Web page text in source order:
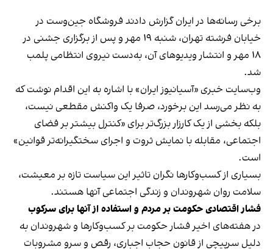
برخی رسانه‌ها در ایران گزارش دادند فروشگاه جین‌وست در
خیابان فرشته تهران، شنبه ۱۹ مهر و پس از برگزاری جشنی در
۱۸ مهر و انتشار ویدیوهای آن، به‌دست نیروی انتظامی پلمب
شد.
وب‌سایت خبری «آسیانیوز ایران» با اشاره به این اقدام نوشت که
به نظر می‌رسد این برخورد، صرفا یک واکنش مقطعی نیست،
بلکه بخشی از یک کارزار بزرگ‌تر برای «کنترل بیشتر بر فضای
اجتماعی، مقابله با نمایش ثروت و اجرای سختگیرانه‌تر قوانین»
است.
بسیاری از کسب‌وکارها نگران تاثیر این سیاست‌ تازه بر معیشت،
سلامت روان شهروندان و زندگی اجتماعی آنها هستند.
فشار اقتصادی حکومت بر مردم و استفاده از آنها برای سرکوب
در هفته‌های اخیر فشار حکومت بر کسب‌وکارها و شهروندان به
دلیل سرپیچی از قانون حجاب اجباری، رقص و سرو مشروبات